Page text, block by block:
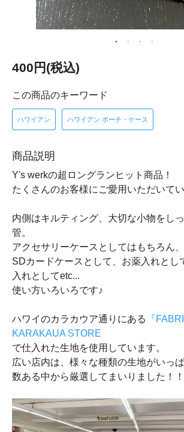
400円(税込)
この商品のキーワード
ハワイアン ハワイアン ポーチ・ケース
商品説明
Y's werkの超ロングランヒット商品！
たくさんのお客様にご愛用いただいて
内側はキルティング、大切な小物をし
管。
アクセサリーケースとしてはもちろん、
SDカードケースとして、お薬入れとし
入れとしてetc...
使い方いろいろです♪
ハワイのカラカウア通りにある
『
KARAKAUA STORE
で仕入れた生地を使用しています。
広い店内は、様々な種類の生地がいっ
数ある中から厳選してまいりました！！